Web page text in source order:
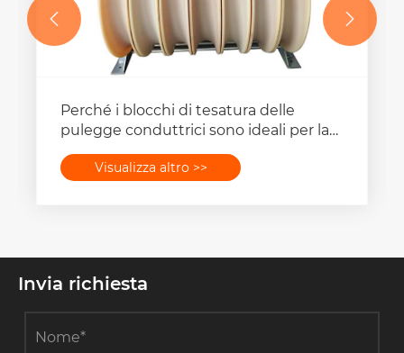
È possibile personalizzare i blocchi di
tesatura di grande diametro da 1040
mm per adattarsi a progetti unici di
linee di trasmissione di potenza?
Visualizza altro >>
 
Invia richiesta